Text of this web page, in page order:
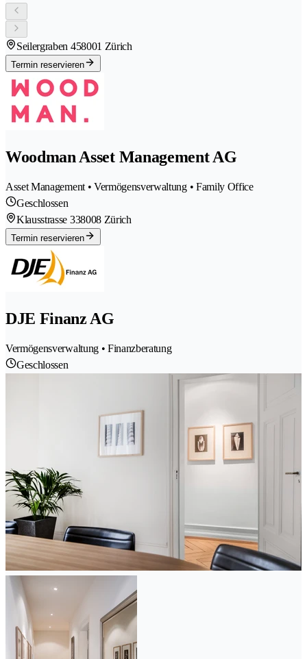
Seilergraben 458001 Zürich
Termin reservieren
Woodman Asset Management AG
Asset Management • Vermögensverwaltung • Family Office
Geschlossen
Klausstrasse 338008 Zürich
Termin reservieren
DJE Finanz AG
Vermögensverwaltung • Finanzberatung
Geschlossen